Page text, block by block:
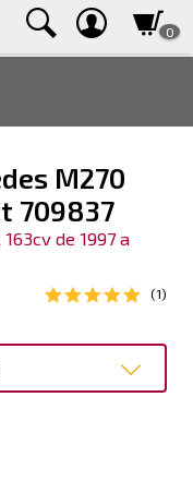
0
M270
709837
de 1997 a
(1)